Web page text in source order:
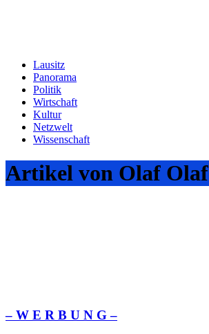
Lausitz
Panorama
Politik
Wirtschaft
Kultur
Netzwelt
Wissenschaft
Artikel von Olaf Olaf
– W Ε R Β U Ν G –